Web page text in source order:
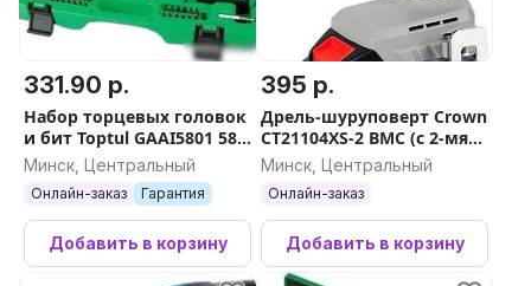
331.90 р.
Набор торцевых головок
и бит Toptul GAAI5801 58
предметов
Минск, Центральный
Онлайн-заказ Гарантия
Добавить в корзину
395 р.
Дрель-шуруповерт Crown
CT21104XS-2 BMC (с 2-мя
АКБ, кейс)
Минск, Центральный
Онлайн-заказ
Добавить в корзину